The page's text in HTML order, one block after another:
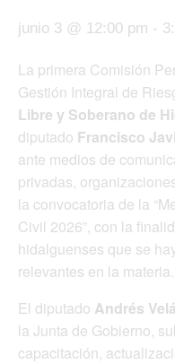
junio 3 @ 12:00 pm -
La primera Comisión
Gestión Integral de
Libre y Soberano de
diputado Francisco
ante medios de
privadas,
la convocatoria de la
Civil 2026”, con la
hidalguenses que se
relevantes en la materia.
El diputado Andrés
la Junta de Gobierno,
capacitación,